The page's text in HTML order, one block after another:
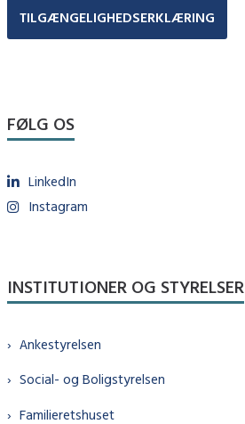
TILGÆNGELIGHEDSERKLÆRING
FØLG OS
LinkedIn
Instagram
INSTITUTIONER OG STYRELSER
Ankestyrelsen
Social- og Boligstyrelsen
Familieretshuset